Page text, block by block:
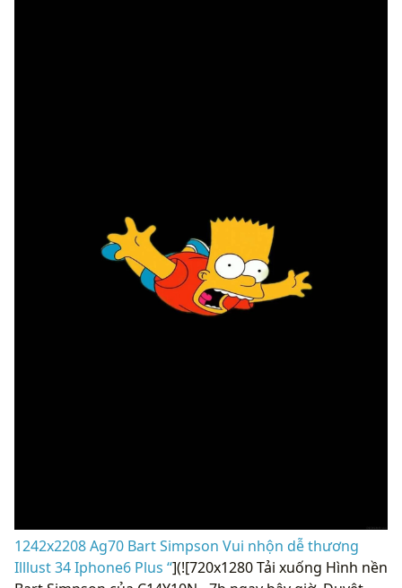
1242x2208 Ag70 Bart Simpson Vui nhộn dễ thương
Illlust 34 Iphone6 ​​Plus “](![720x1280 Tải xuống Hình nền